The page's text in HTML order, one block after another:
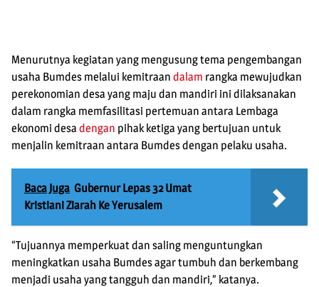
Menurutnya kegiatan yang mengusung tema pengembangan
usaha Bumdes melalui kemitraan dalam rangka mewujudkan
perekonomian desa yang maju dan mandiri ini dilaksanakan
dalam rangka memfasilitasi pertemuan antara Lembaga
ekonomi desa dengan pihak ketiga yang bertujuan untuk
menjalin kemitraan antara Bumdes dengan pelaku usaha.
Baca Juga Gubernur Lepas 32 Umat
Kristiani Ziarah Ke Yerusalem
“Tujuannya memperkuat dan saling menguntungkan
meningkatkan usaha Bumdes agar tumbuh dan berkembang
menjadi usaha yang tangguh dan mandiri,” katanya.